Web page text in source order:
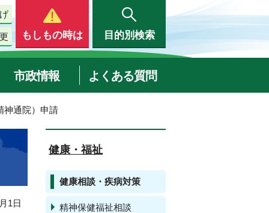
もしもの時は 目的別検索
市政情報 よくある質問
神通院）申請
1日
健康・福祉
健康相談・疾病対策
精神保健福祉相談